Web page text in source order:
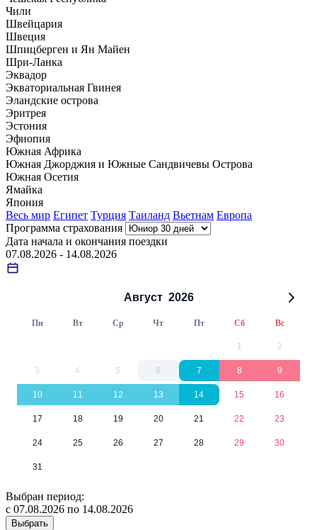
Чили
Швейцария
Швеция
Шпицберген и Ян Майен
Шри-Ланка
Эквадор
Экваториальная Гвинея
Эландские острова
Эритрея
Эстония
Эфиопия
Южная Африка
Южная Джорджия и Южные Сандвичевы Острова
Южная Осетия
Ямайка
Япония
Весь мир Египет Турция Таиланд Вьетнам Европа
Программа страхования
Дата начала и окончания поездки
07.08.2026 - 14.08.2026
Август 2026
Пн Вт Ср Чт Пт Сб Вс
1 2
3 4 5 6 7 8 9
10 11 12 13 14 15 16
17 18 19 20 21 22 23
24 25 26 27 28 29 30
31
Выбран период:
с 07.08.2026 по 14.08.2026
Выбрать